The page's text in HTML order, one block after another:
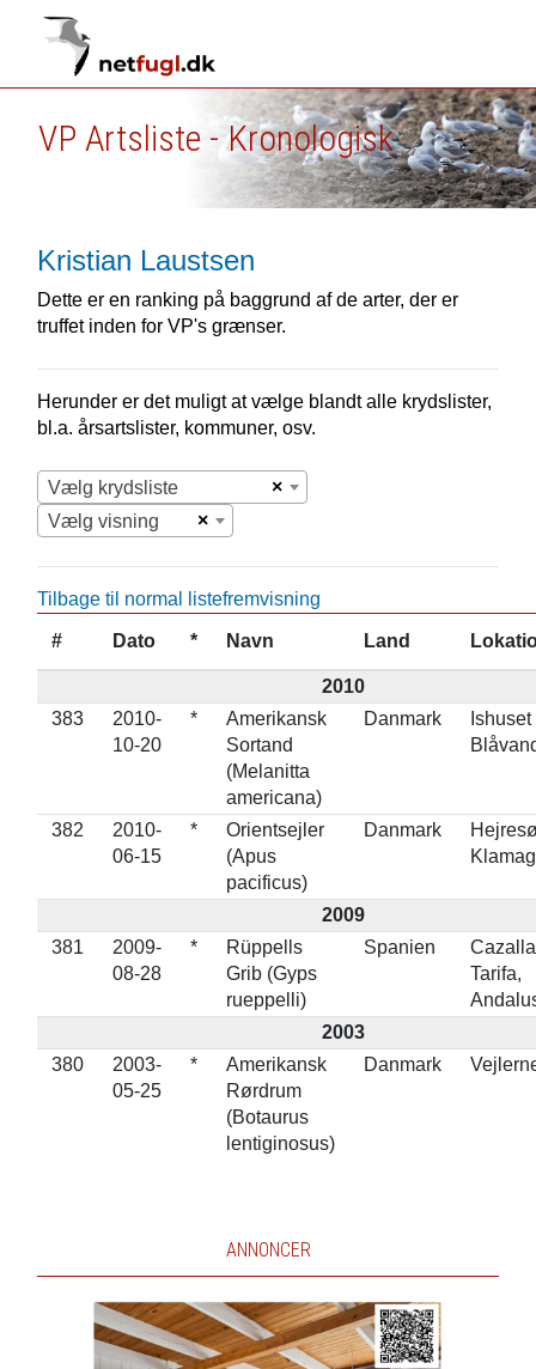
VP Artsliste - Kronologisk
Kristian Laustsen
Dette er en ranking på baggrund af de arter, der er
truffet inden for VP's grænser.
Herunder er det muligt at vælge blandt alle krydslister,
bl.a. årsartslister, kommuner, osv.
×
Vælg krydsliste
×
Vælg visning
Tilbage til normal listefremvisning
# Dato * Navn Land
2010
383
2010-
10-20
*
Amerikansk
Sortand
(Melanitta
americana)
Danmark
Ishuset
382
2010-
06-15
*
Orientsejler
(Apus
pacificus)
Danmark
2009
381
2009-
08-28
*
Rüppells
Grib (Gyps
rueppelli)
Spanien
Tarifa,
2003
380
2003-
05-25
*
Amerikansk
Rørdrum
(Botaurus
lentiginosus)
Danmark
ANNONCER